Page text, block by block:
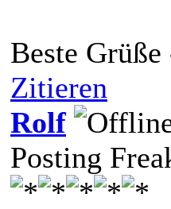
Beste
Zitieren
Rolf
Posting